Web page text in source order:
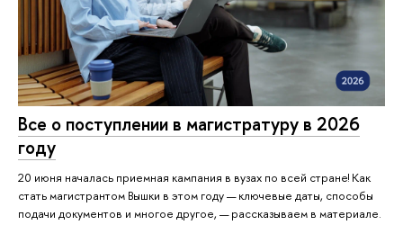
Все о поступлении в магистратуру в 2026
году
20 июня началась приемная кампания в вузах по всей стране! Как
стать магистрантом Вышки в этом году — ключевые даты, способы
подачи документов и многое другое, — рассказываем в материале.